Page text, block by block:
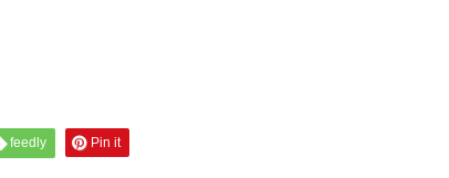
feedly Pin it